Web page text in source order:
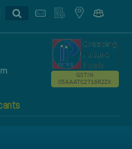
GSTIN
05AAATC2716R2ZK